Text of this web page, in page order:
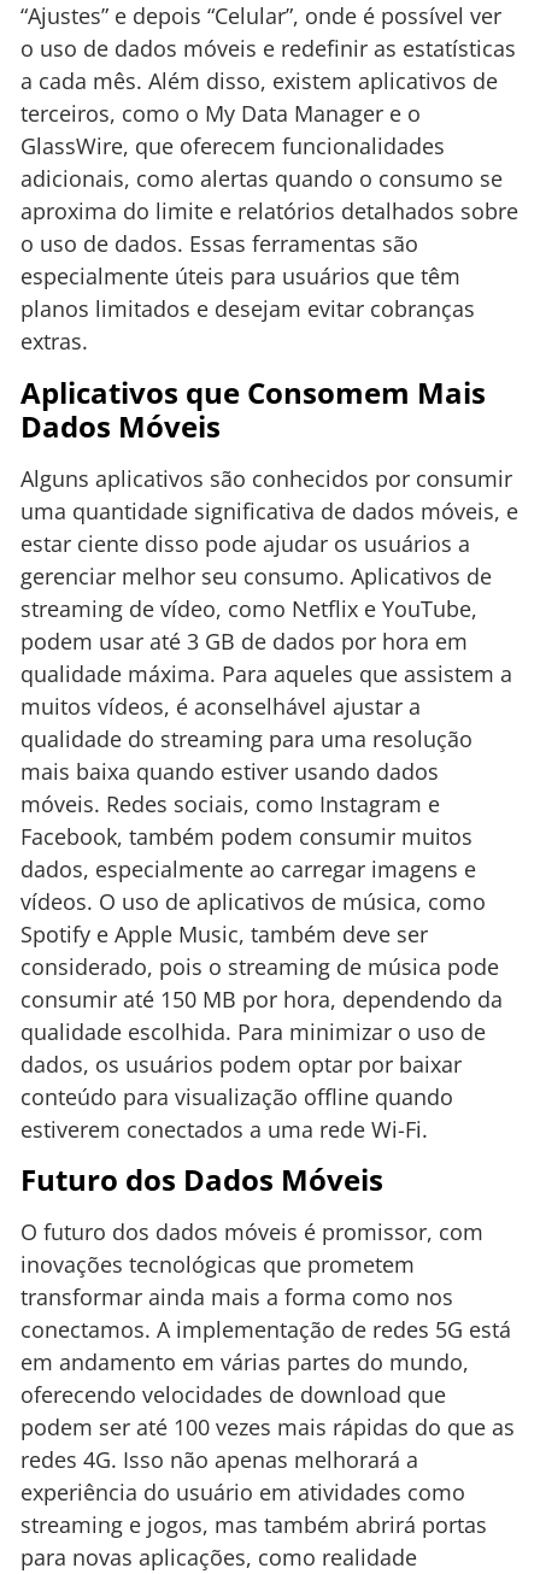
“Ajustes” e depois “Celular”, onde é possível ver
o uso de dados móveis e redefinir as estatísticas
a cada mês. Além disso, existem aplicativos de
terceiros, como o My Data Manager e o
GlassWire, que oferecem funcionalidades
adicionais, como alertas quando o consumo se
aproxima do limite e relatórios detalhados sobre
o uso de dados. Essas ferramentas são
especialmente úteis para usuários que têm
planos limitados e desejam evitar cobranças
extras.
Aplicativos que Consomem Mais
Dados Móveis
Alguns aplicativos são conhecidos por consumir
uma quantidade significativa de dados móveis, e
estar ciente disso pode ajudar os usuários a
gerenciar melhor seu consumo. Aplicativos de
streaming de vídeo, como Netflix e YouTube,
podem usar até 3 GB de dados por hora em
qualidade máxima. Para aqueles que assistem a
muitos vídeos, é aconselhável ajustar a
qualidade do streaming para uma resolução
mais baixa quando estiver usando dados
móveis. Redes sociais, como Instagram e
Facebook, também podem consumir muitos
dados, especialmente ao carregar imagens e
vídeos. O uso de aplicativos de música, como
Spotify e Apple Music, também deve ser
considerado, pois o streaming de música pode
consumir até 150 MB por hora, dependendo da
qualidade escolhida. Para minimizar o uso de
dados, os usuários podem optar por baixar
conteúdo para visualização offline quando
estiverem conectados a uma rede Wi-Fi.
Futuro dos Dados Móveis
O futuro dos dados móveis é promissor, com
inovações tecnológicas que prometem
transformar ainda mais a forma como nos
conectamos. A implementação de redes 5G está
em andamento em várias partes do mundo,
oferecendo velocidades de download que
podem ser até 100 vezes mais rápidas do que as
redes 4G. Isso não apenas melhorará a
experiência do usuário em atividades como
streaming e jogos, mas também abrirá portas
para novas aplicações, como realidade